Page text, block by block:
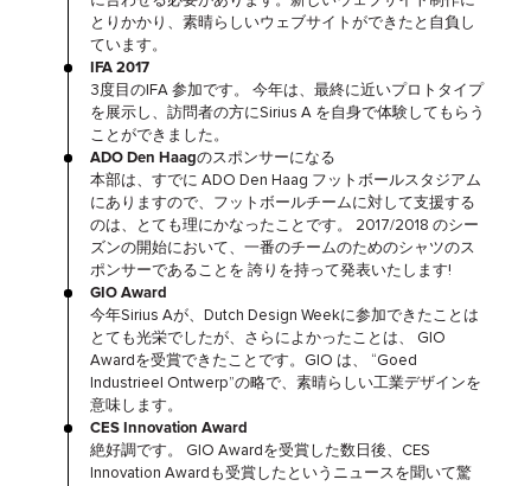
とりかかり、素晴らしいウェブサイトができたと自負し
ています。
IFA 2017
3度目のIFA 参加です。 今年は、最終に近いプロトタイプ
を展示し、訪問者の方にSirius A を自身で体験してもらう
ことができました。
ADO Den Haagのスポンサーになる
本部は、すでに ADO Den Haag フットボールスタジアム
にありますので、フットボールチームに対して支援する
のは、とても理にかなったことです。 2017/2018 のシー
ズンの開始において、一番のチームのためのシャツのス
ポンサーであることを 誇りを持って発表いたします!
GIO Award
今年Sirius Aが、Dutch Design Weekに参加できたことは
とても光栄でしたが、さらによかったことは、 GIO
Awardを受賞できたことです。GIO は、 “Goed
Industrieel Ontwerp”の略で、素晴らしい工業デザインを
意味します。
CES Innovation Award
絶好調です。 GIO Awardを受賞した数日後、CES
Innovation Awardも受賞したというニュースを聞いて驚